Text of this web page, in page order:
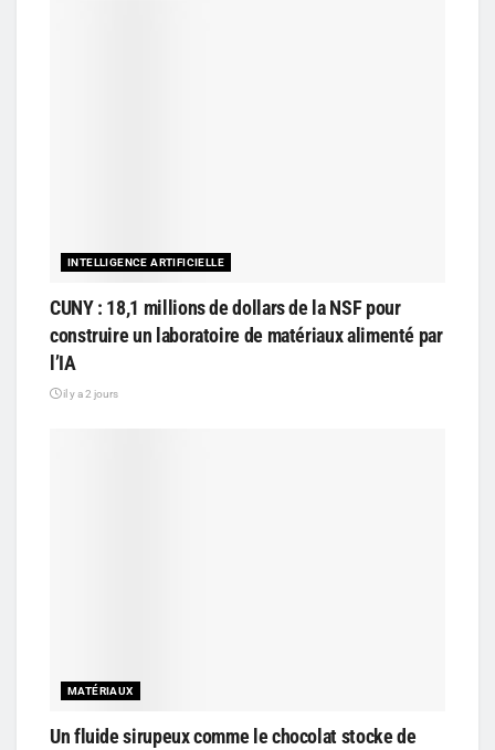
INTELLIGENCE ARTIFICIELLE
CUNY : 18,1 millions de dollars de la NSF pour
construire un laboratoire de matériaux alimenté par
l’IA
il y a 2 jours
MATÉRIAUX
Un fluide sirupeux comme le chocolat stocke de